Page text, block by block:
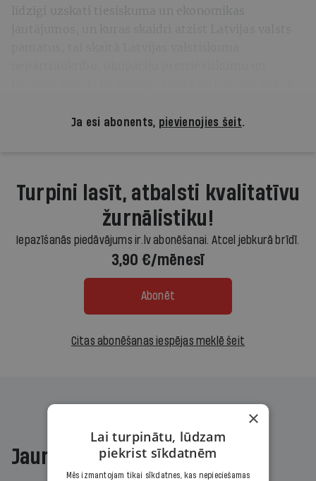
līdzīgi uzskati tiesiskuma un ekonomikas
Ja esi abonents, pievienojies šeit.
Turpini lasīt, atbalsti kvalitatīvu
žurnālistiku!
Iepazīšanās piedāvājums ir.lv abonēšanai. Atcel jebkurā brīdī.
3,90 €/mēnesī
Abonēt
Citas abonēšanas iespējas meklē šeit
Jaunākajā žurnālā
×
Lai turpinātu, lūdzam
piekrist sīkdatnēm
Mēs izmantojam tikai sīkdatnes, kas nepieciešamas